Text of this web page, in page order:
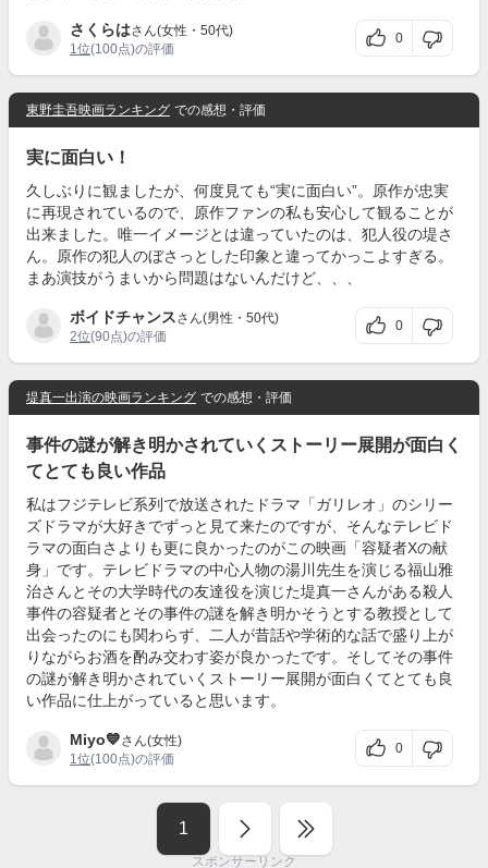
さくらはさん(女性・50代)
1位(100点)の評価
0
東野圭吾映画ランキング での感想・評価
実に面白い！
久しぶりに観ましたが、何度見ても“実に面白い”。原作が忠実
に再現されているので、原作ファンの私も安心して観ることが
出来ました。唯一イメージとは違っていたのは、犯人役の堤さ
ん。原作の犯人のぼさっとした印象と違ってかっこよすぎる。
まあ演技がうまいから問題はないんだけど、、、
ボイドチャンスさん(男性・50代)
2位(90点)の評価
0
堤真一出演の映画ランキング での感想・評価
事件の謎が解き明かされていくストーリー展開が面白く
てとても良い作品
私はフジテレビ系列で放送されたドラマ「ガリレオ」のシリー
ズドラマが大好きでずっと見て来たのですが、そんなテレビド
ラマの面白さよりも更に良かったのがこの映画「容疑者Xの献
身」です。テレビドラマの中心人物の湯川先生を演じる福山雅
治さんとその大学時代の友達役を演じた堤真一さんがある殺人
事件の容疑者とその事件の謎を解き明かそうとする教授として
出会ったのにも関わらず、二人が昔話や学術的な話で盛り上が
りながらお酒を酌み交わす姿が良かったです。そしてその事件
の謎が解き明かされていくストーリー展開が面白くてとても良
い作品に仕上がっていると思います。
Miyo💙さん(女性)
1位(100点)の評価
0
1
スポンサーリンク